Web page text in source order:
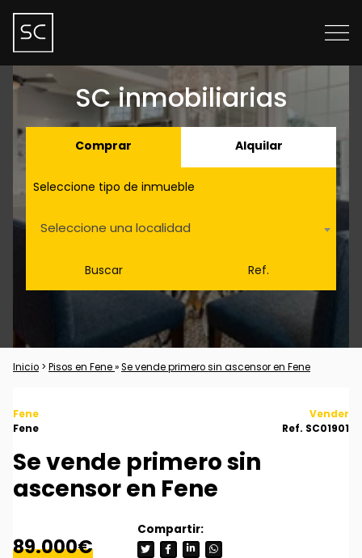
SC inmobiliarias
Comprar Alquilar
Seleccione tipo de inmueble
Seleccione una localidad
Buscar Ref.
Inicio > Pisos en Fene»Se vende primero sin ascensor en Fene
Fene
Fene
Vender
Ref. SC01901
Se vende primero sin
ascensor en Fene
89.000€